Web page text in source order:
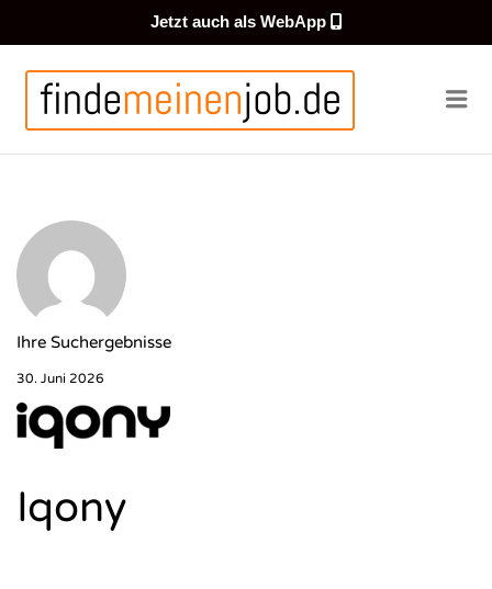
Jetzt auch als WebApp
Ihre Suchergebnisse
30. Juni 2026
Iqony